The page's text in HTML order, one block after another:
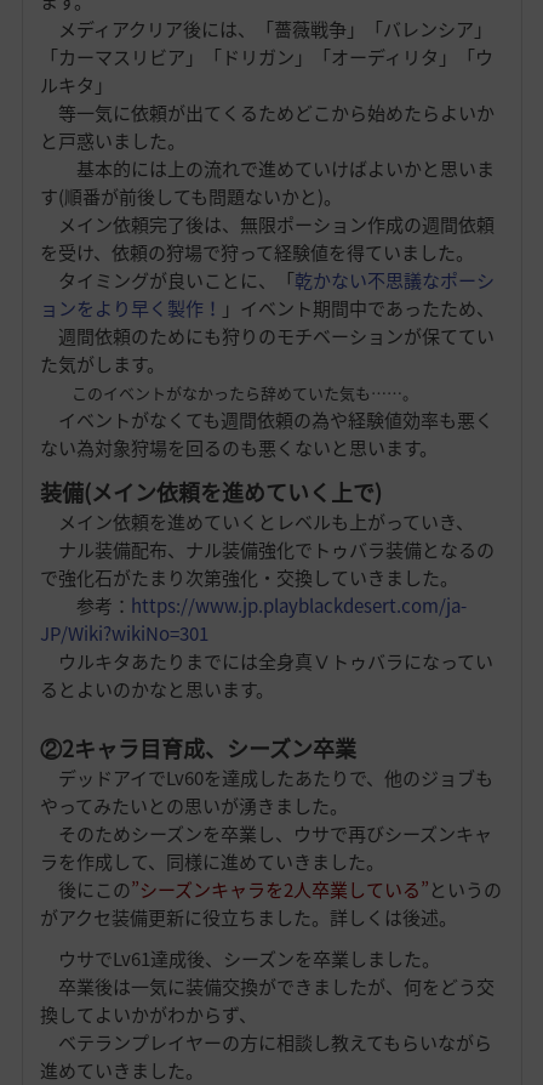
メディアクリア後には、「薔薇戦争」「バレンシア」
「カーマスリビア」「ドリガン」「オーディリタ」「ウ
ルキタ」
等一気に依頼が出てくるためどこから始めたらよいか
と戸惑いました。
基本的には上の流れで進めていけばよいかと思いま
す(順番が前後しても問題ないかと)。
メイン依頼完了後は、無限ポーション作成の週間依頼
を受け、依頼の狩場で狩って経験値を得ていました。
タイミングが良いことに、「乾かない不思議なポーシ
ョンをより早く製作！ 」イベント期間中であったため、
週間依頼のためにも狩りのモチベーションが保ててい
た気がします。
このイベントがなかったら辞めていた気も……。
イベントがなくても週間依頼の為や経験値効率も悪く
ない為対象狩場を回るのも悪くないと思います。
装備(メイン依頼を進めていく上で)
メイン依頼を進めていくとレベルも上がっていき、
ナル装備配布、ナル装備強化でトゥバラ装備となるの
で強化石がたまり次第強化・交換していきました。
参考： https://www.jp.playblackdesert.com/ja-
JP/Wiki?wikiNo=301
ウルキタあたりまでには全身真Ⅴトゥバラになってい
るとよいのかなと思います。
②2キャラ目育成、シーズン卒業
デッドアイでLv60を達成したあたりで、他のジョブも
やってみたいとの思いが湧きました。
そのためシーズンを卒業し、ウサで再びシーズンキャ
ラを作成して、同様に進めていきました。
後にこの”シーズンキャラを2人卒業している”というの
がアクセ装備更新に役立ちました。詳しくは後述。
ウサでLv61達成後、シーズンを卒業しました。
卒業後は一気に装備交換ができましたが、何をどう交
換してよいかがわからず、
ベテランプレイヤーの方に相談し教えてもらいながら
進めていきました。